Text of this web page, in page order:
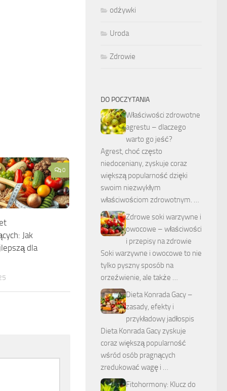
0
Jak
dla
odżywki
Uroda
Zdrowie
DO POCZYTANIA
Właściwości zdrowotne
agrestu – dlaczego
warto go jeść?
Agrest, choć często
niedoceniany, zyskuje coraz
większą popularność dzięki
swoim niezwykłym
właściwościom zdrowotnym. …
Zdrowe soki warzywne i
owocowe – właściwości
i przepisy na zdrowie
Soki warzywne i owocowe to nie
tylko pyszny sposób na
orzeźwienie, ale także …
Dieta Konrada Gacy –
zasady, efekty i
przykładowy jadłospis
Dieta Konrada Gacy zyskuje
coraz większą popularność
wśród osób pragnących
zredukować wagę i …
Fitohormony: Klucz do